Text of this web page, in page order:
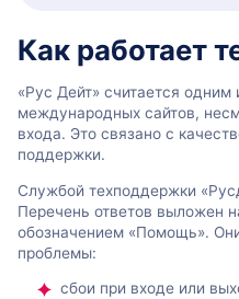
Как работает
«Рус Дейт» считается
международных сайтов,
входа. Это связано с
поддержки.
Службой техподдержки
Перечень ответов выложен
обозначением «Помощь».
проблемы:
сбои при входе или